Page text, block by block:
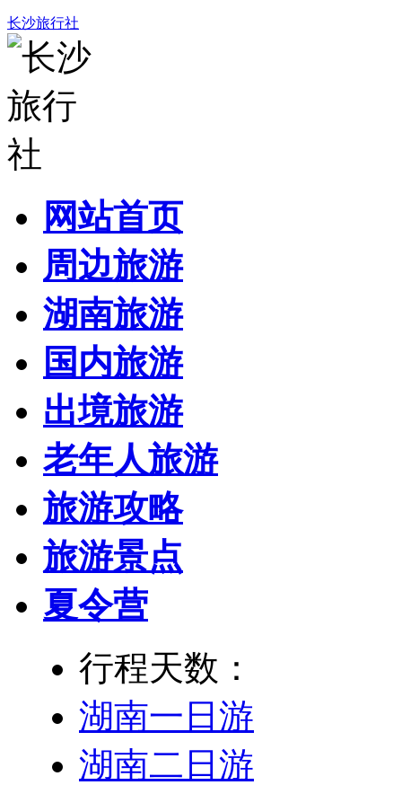
长沙旅行社
网站首页
周边旅游
湖南旅游
国内旅游
出境旅游
老年人旅游
旅游攻略
旅游景点
夏令营
行程天数：
湖南一日游
湖南二日游